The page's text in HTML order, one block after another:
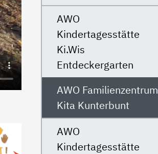
AWO
Kindertagesstätte
Ki.Wis
Entdeckergarten
AWO Familienzentrum
Kita Kunterbunt
AWO
Kindertagesstätte